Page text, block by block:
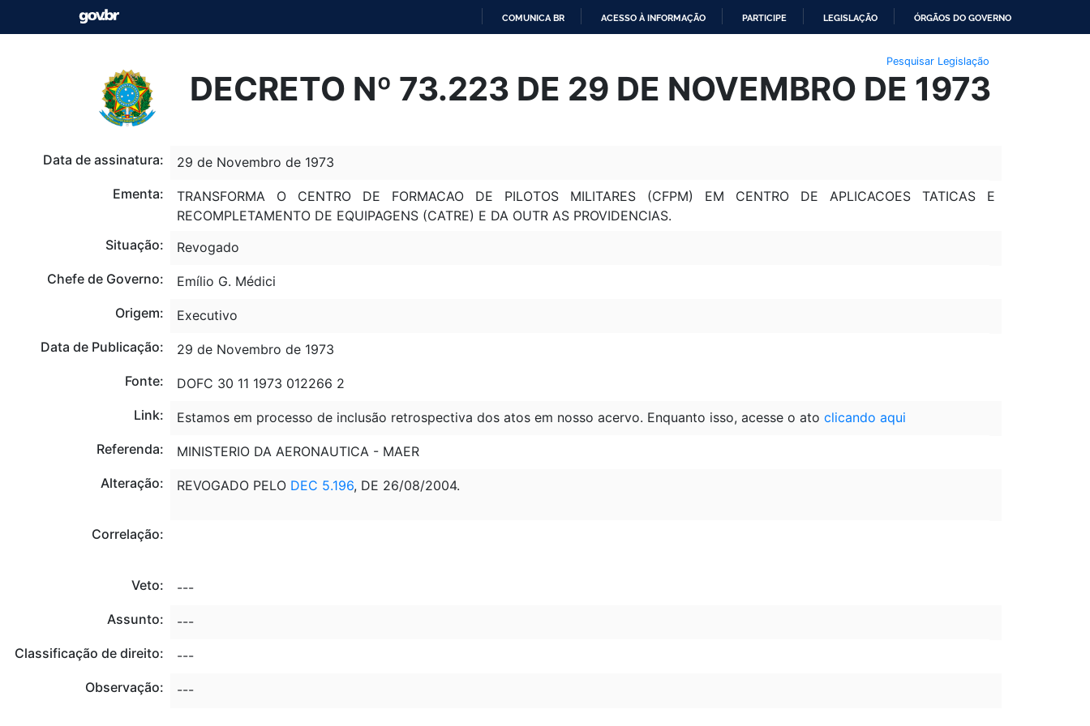
O
CONTEÚDO
COMUNICA BR ACESSO À INFORMAÇÃO PARTICIPE LEGISLAÇÃO ÓRGÃOS DO GOVERNO
Pesquisar Legislação
DECRETO Nº 73.223 DE 29 DE NOVEMBRO DE 1973
Data de assinatura:
29 de Novembro de 1973
Ementa:
TRANSFORMA O CENTRO DE FORMACAO DE PILOTOS MILITARES (CFPM) EM CENTRO DE APLICACOES TATICAS E
RECOMPLETAMENTO DE EQUIPAGENS (CATRE) E DA OUTR AS PROVIDENCIAS.
Situação:
Revogado
Chefe de Governo:
Emílio G. Médici
Origem:
Executivo
Data de Publicação:
29 de Novembro de 1973
Fonte:
DOFC 30 11 1973 012266 2
Link:
Estamos em processo de inclusão retrospectiva dos atos em nosso acervo. Enquanto isso, acesse o ato clicando aqui
Referenda:
MINISTERIO DA AERONAUTICA - MAER
Alteração:
REVOGADO PELO DEC 5.196, DE 26/08/2004.
Correlação:
Veto:
---
Assunto:
---
Classificação de direito:
---
Observação:
---